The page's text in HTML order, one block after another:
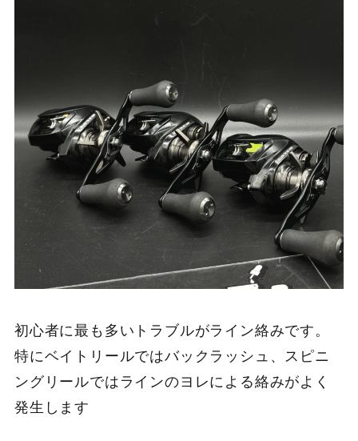
初心者に最も多いトラブルがライン絡みです。
特にベイトリールではバックラッシュ、スピニ
ングリールではラインのヨレによる絡みがよく
発生します